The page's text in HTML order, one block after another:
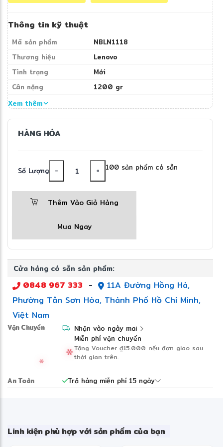
họa Intel Graphics tích hợp và hệ điều hành
Windows 11 Home bản quyền, Lenovo
IdeaPad Slim 3 không chỉ mang lại trải
nghiệm sử dụng mượt mà mà còn sẵn sàng
đáp ứng các xu hướng công nghệ AI hiện đại
trong tương lai.
ĐIỂM NỔI BẬT
RAM 16GB:Đa nhiệm mượt mà, đáp ứng tốt nhu
cầu học tập và làm việc.
SSD 512GB PCIe NVMe: Khởi động nhanh, truy
xuất dữ liệu tốc độ cao.
Màn hình 14 inch WUXGA: Hiển thị sắc nét với
không gian làm việc rộng rãi.
Intel Graphics: Đáp ứng tốt các nhu cầu đồ họa
cơ bản và giải trí đa phương tiện.
Thông tin kỹ thuật
Mã sản phẩm
NBLN1118
Thương hiệu
Lenovo
Tình trạng
Mới
Cân nặng
1200 gr
Xem thêm
HÀNG HÓA
Số Lượng - + 100 sản phẩm có sẵn
Thêm Vào Giỏ Hàng
Mua Ngay
Cửa hàng có sẵn sản phẩm:
0848 967 333 -
11A Đường Hồng Hà,
Phường Tân Sơn Hòa, Thành Phố Hồ Chí Minh,
Việt Nam
Vận Chuyển
Nhận vào ngày mai
Miễn phí vận chuyển
Tặng Voucher ₫15.000 nếu đơn giao sau
thời gian trên.
An Toàn Trả hàng miễn phí 15 ngày
Linh kiện phù hợp với sản phẩm của bạn